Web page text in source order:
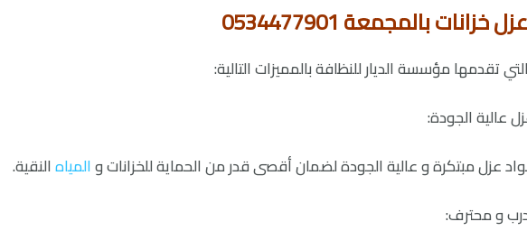
بالمجمعة 0534477901
تقدمها مؤسسة الديار للنظافة بالمميزات التالية:
عزل مبتكرة و عالية الجودة لضمان أقصى قدر من الحماية للخزانات والمياهالنقية.